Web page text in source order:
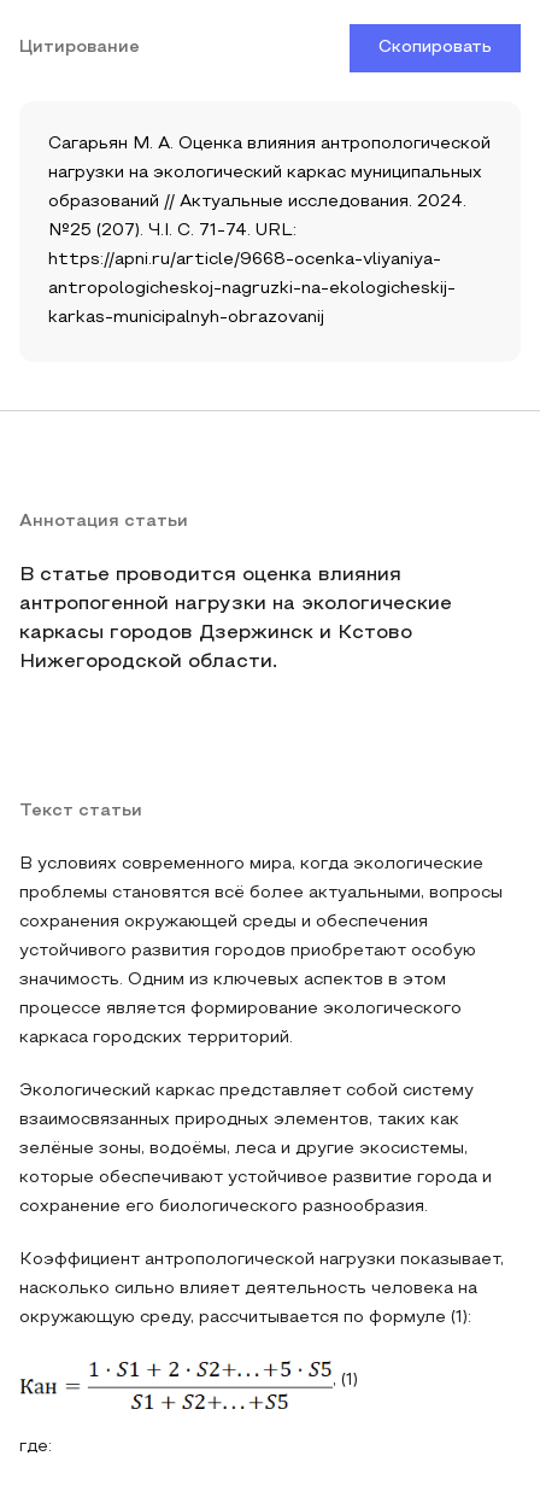
Цитирование Скопировать
Сагарьян М. А. Оценка влияния антропологической
нагрузки на экологический каркас муниципальных
образований // Актуальные исследования. 2024.
№25 (207). Ч.I. С. 71-74. URL:
https://apni.ru/article/9668-ocenka-vliyaniya-
antropologicheskoj-nagruzki-na-ekologicheskij-
karkas-municipalnyh-obrazovanij
Аннотация статьи
В статье проводится оценка влияния
антропогенной нагрузки на экологические
каркасы городов Дзержинск и Кстово
Нижегородской области.
Текст статьи
В условиях современного мира, когда экологические
проблемы становятся всё более актуальными, вопросы
сохранения окружающей среды и обеспечения
устойчивого развития городов приобретают особую
значимость. Одним из ключевых аспектов в этом
процессе является формирование экологического
каркаса городских территорий.
Экологический каркас представляет собой систему
взаимосвязанных природных элементов, таких как
зелёные зоны, водоёмы, леса и другие экосистемы,
которые обеспечивают устойчивое развитие города и
сохранение его биологического разнообразия.
Коэффициент антропологической нагрузки показывает,
насколько сильно влияет деятельность человека на
окружающую среду, рассчитывается по формуле (1):
, (1)
где: